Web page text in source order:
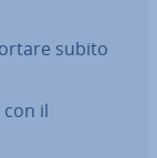
subito
il